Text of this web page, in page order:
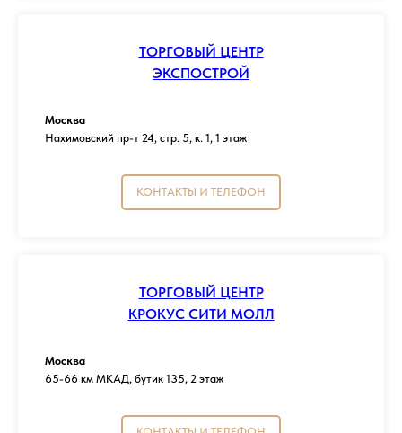
ТОРГОВЫЙ ЦЕНТР
ЭКСПОСТРОЙ
Москва
Нахимовский пр-т 24, стр. 5, к. 1, 1 этаж
КОНТАКТЫ И ТЕЛЕФОН
ТОРГОВЫЙ ЦЕНТР
КРОКУС СИТИ МОЛЛ
Москва
65-66 км МКАД, бутик 135, 2 этаж